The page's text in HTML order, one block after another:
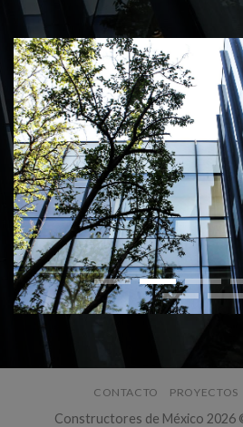
CONTACTO PROYECTOS
Constructores de México 2026